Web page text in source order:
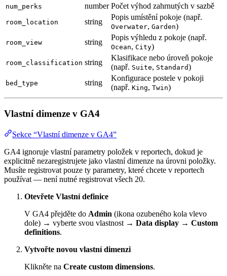
num_perks number Počet výhod zahrnutých v sazbě
room_location string
Popis umístění pokoje (např.
Overwater, Garden)
room_view string
Popis výhledu z pokoje (např.
Ocean, City)
room_classification string
Klasifikace nebo úroveň pokoje
(např. Suite, Standard)
bed_type string
Konfigurace postele v pokoji
(např. King, Twin)
Vlastní dimenze v GA4
Sekce “Vlastní dimenze v GA4”
GA4 ignoruje vlastní parametry položek v reportech, dokud je
explicitně nezaregistrujete jako vlastní dimenze na úrovni položky.
Musíte registrovat pouze ty parametry, které chcete v reportech
používat — není nutné registrovat všech 20.
Otevřete Vlastní definice
V GA4 přejděte do Admin (ikona ozubeného kola vlevo
dole) → vyberte svou vlastnost → Data display → Custom
definitions.
Vytvořte novou vlastní dimenzi
Klikněte na Create custom dimensions.